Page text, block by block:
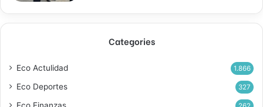
Categories
Eco Actulidad 1.866
Eco Deportes 327